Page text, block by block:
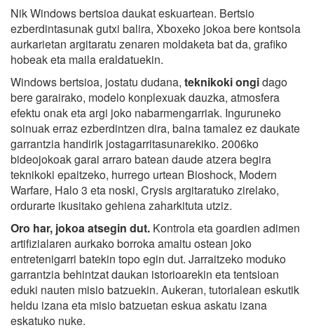
Nik Windows bertsioa daukat eskuartean. Bertsio
ezberdintasunak gutxi balira, Xboxeko jokoa bere kontsola
aurkarietan argitaratu zenaren moldaketa bat da, grafiko
hobeak eta maila eraldatuekin.
Windows bertsioa, jostatu dudana, teknikoki ongidago
bere garairako, modelo konplexuak dauzka, atmosfera
efektu onak eta argi joko nabarmengarriak. Inguruneko
soinuak erraz ezberdintzen dira, baina tamalez ez daukate
garrantzia handirik jostagarritasunarekiko. 2006ko
bideojokoak garai arraro batean daude atzera begira
teknikoki epaitzeko, hurrego urtean Bioshock, Modern
Warfare, Halo 3 eta noski, Crysis argitaratuko zirelako,
ordurarte ikusitako gehiena zaharkituta utziz.
Oro har, jokoa atsegin dut. Kontrola eta goardien adimen
artifizialaren aurkako borroka amaitu ostean joko
entretenigarri batekin topo egin dut. Jarraitzeko moduko
garrantzia behintzat daukan istorioarekin eta tentsioan
eduki nauten misio batzuekin. Aukeran, tutorialean eskutik
heldu izana eta misio batzuetan eskua askatu izana
eskatuko nuke.